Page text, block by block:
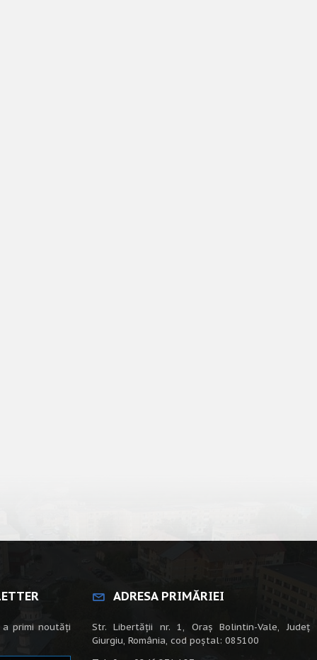
primi noutăți
ADRESA PRIMĂRIEI
Str. Libertății nr. 1, Oraș Bolintin-Vale, Județ
Giurgiu, România, cod poștal: 085100